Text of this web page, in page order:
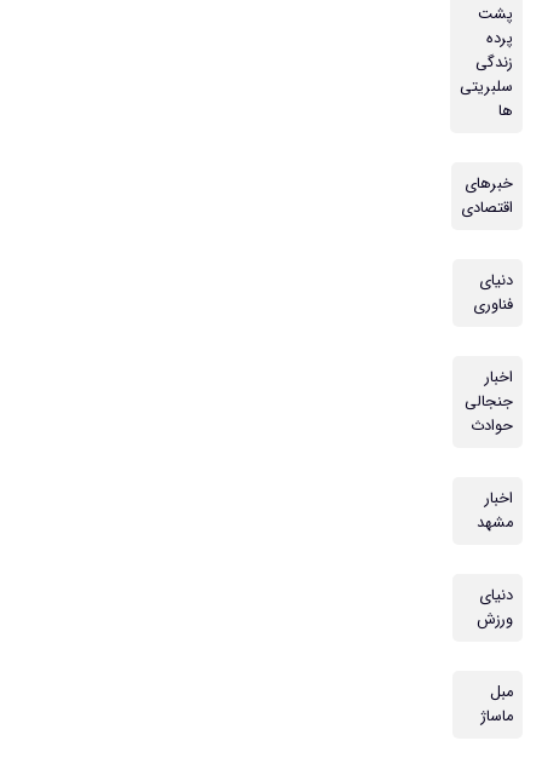
پشت
پرده
زندگی
سلبریتی
ها
خبرهای
اقتصادی
دنیای
فناوری
اخبار
جنجالی
حوادث
اخبار
مشهد
دنیای
ورزش
مبل
ماساژ